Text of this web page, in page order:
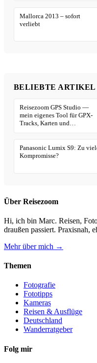
Mallorca 2013 – sofort
verliebt
BELIEBTE ARTIKEL
Reisezoom GPS Studio —
mein eigenes Tool für GPX-
Tracks, Karten und
Panasonic Lumix S9: Zu
Kompromisse?
Über Reisezoom
Hi, ich bin Marc. Reisen,
draußen passiert. Praxisnah,
Mehr über mich →
Themen
Fotografie
Fototipps
Kameras
Reisen & Ausflüge
Deutschland
Wanderratgeber
Folg mir